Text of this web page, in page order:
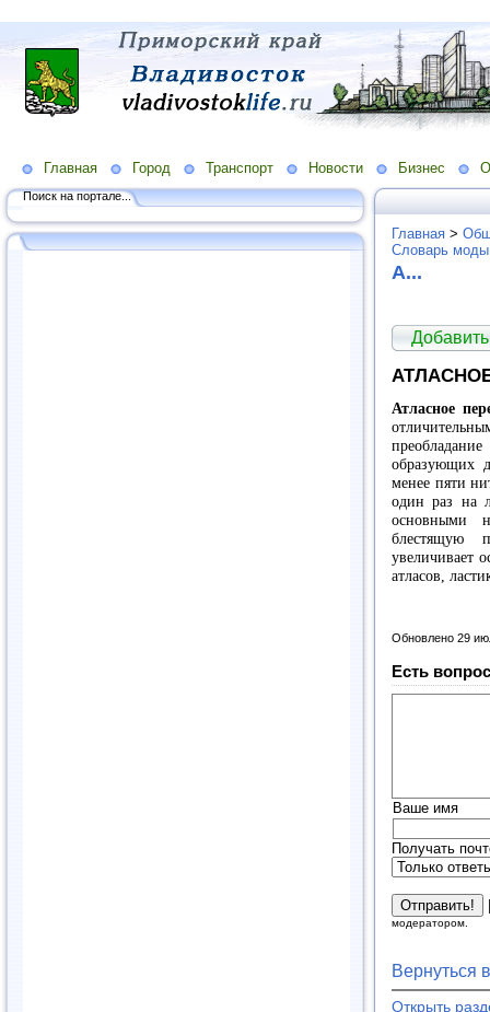
Главная Город Транспорт Новости Бизнес
Поиск на портале...
Главная >
Словарь
А...
Атласное
образующих
менее пяти
один раз на
основными
блестящую
увеличивает
атласов,
Обновлено 29
Есть
Ваше имя
Получать
модератором.
Вернуться
Открыть